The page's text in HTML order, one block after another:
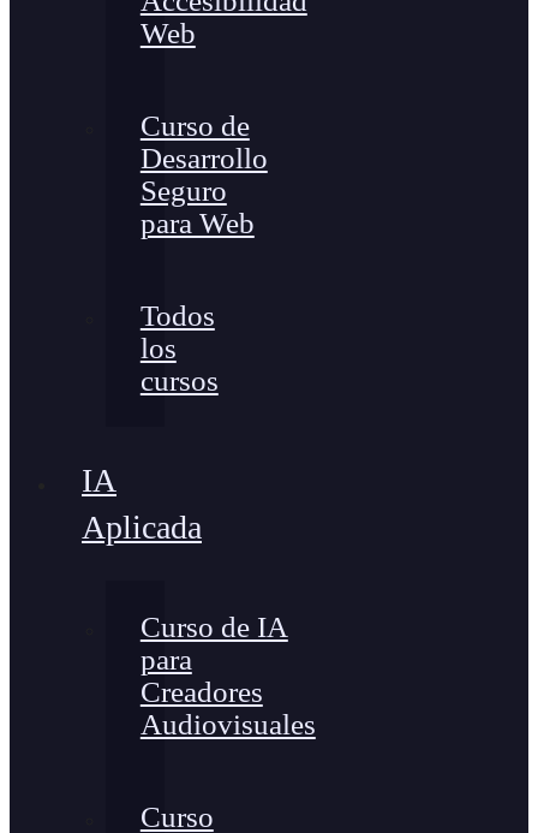
Web
Curso de
Desarrollo
Seguro
para Web
Todos
los
cursos
IA
Aplicada
Curso de IA
para
Creadores
Audiovisuales
Curso